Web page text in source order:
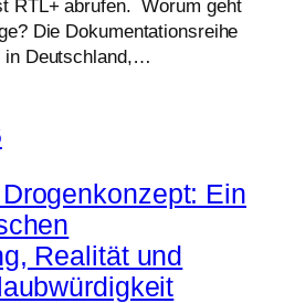
RTL+ abrufen. Worum geht
Die Dokumentationsreihe
in Deutschland,…
Ein
Realität und